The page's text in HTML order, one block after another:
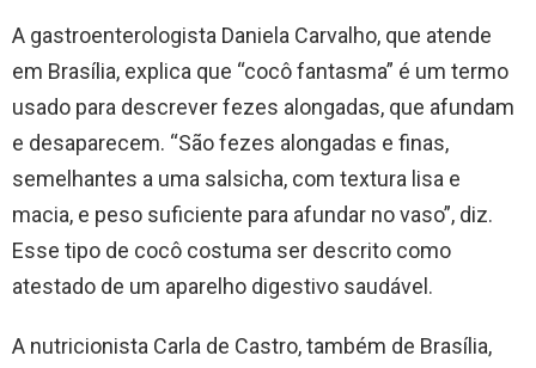
A gastroenterologista Daniela Carvalho, que atende
em Brasília, explica que “cocô fantasma” é um termo
usado para descrever fezes alongadas, que afundam
e desaparecem. “São fezes alongadas e finas,
semelhantes a uma salsicha, com textura lisa e
macia, e peso suficiente para afundar no vaso”, diz.
Esse tipo de cocô costuma ser descrito como
atestado de um aparelho digestivo saudável.
A nutricionista Carla de Castro, também de Brasília,